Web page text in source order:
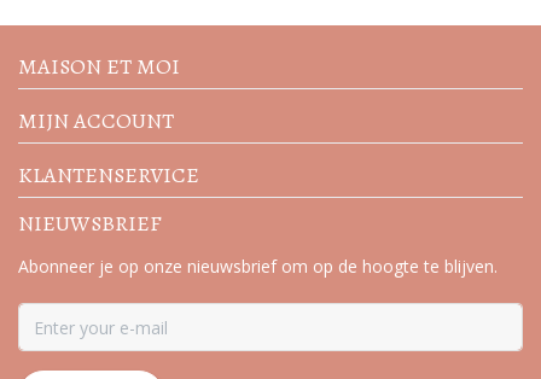
acties
MAISON ET MOI
MIJN ACCOUNT
KLANTENSERVICE
NIEUWSBRIEF
Abonneer je op onze nieuwsbrief om op de hoogte te blijven.